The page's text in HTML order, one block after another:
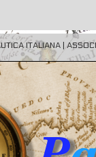
ITALIANA |